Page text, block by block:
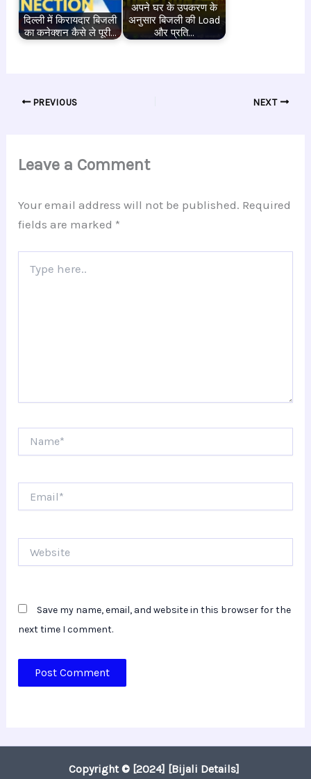
दिल्ली में किरायदार बिजली
का कनेक्शन कैसे ले पूरी…
अपने घर के उपकरण के
अनुसार बिजली की Load
और प्रति…
PREVIOUS NEXT
Leave a Comment
Your email address will not be published. Required
fields are marked *
here..
Save my name, email, and website in this browser for the
next time I comment.
Copyright © [2024] [Bijali Details]